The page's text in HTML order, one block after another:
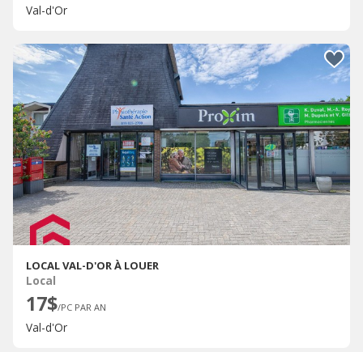
Val-d'Or
LOCAL VAL-D'OR À LOUER
Local
17$/PC PAR AN
Val-d'Or